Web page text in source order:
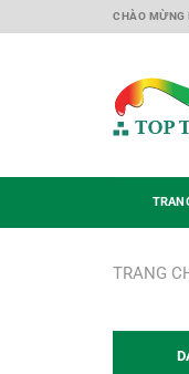
to
CHÀO MỪNG
TRANG